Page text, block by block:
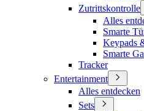
Zutrittskontrolle
Alles
Smarte
Keypads
Smarte
Tracker
Entertainment
Alles entdecken
Sets